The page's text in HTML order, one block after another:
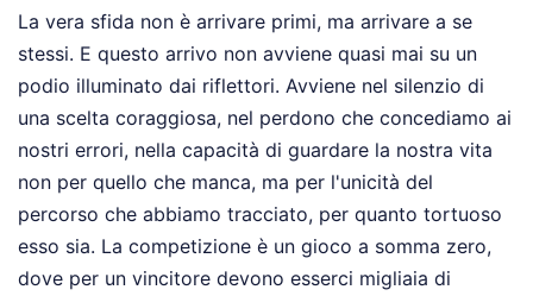
La vera sfida non è arrivare primi, ma arrivare a se
stessi. E questo arrivo non avviene quasi mai su un
podio illuminato dai riflettori. Avviene nel silenzio di
una scelta coraggiosa, nel perdono che concediamo ai
nostri errori, nella capacità di guardare la nostra vita
non per quello che manca, ma per l'unicità del
percorso che abbiamo tracciato, per quanto tortuoso
esso sia. La competizione è un gioco a somma zero,
dove per un vincitore devono esserci migliaia di